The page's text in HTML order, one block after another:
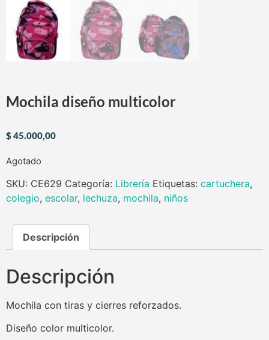
Mochila diseño multicolor
$45.000,00
Agotado
SKU: CE629 Categoría: Librería Etiquetas: cartuchera,
colegio, escolar, lechuza, mochila, niños
Descripción
Descripción
Mochila con tiras y cierres reforzados.
Diseño color multicolor.